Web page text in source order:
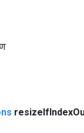
resizeIfIndex